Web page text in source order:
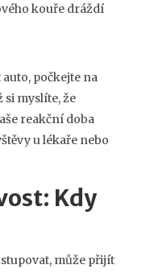
kouře dráždí
počkejte na
myslíte, že
reakční doba
u lékaře nebo
Kdy
může přijít